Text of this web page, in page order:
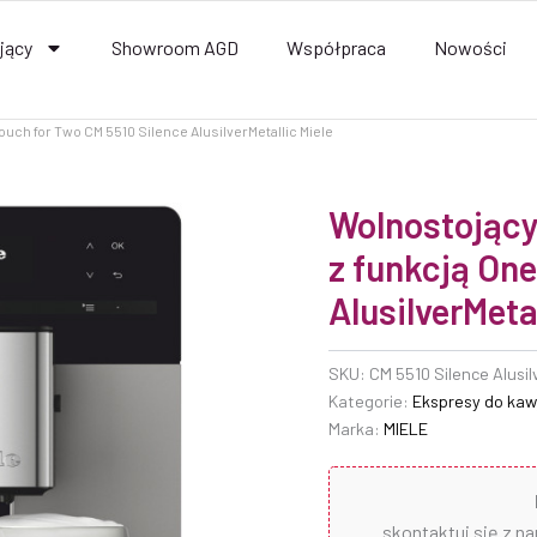
Showroom AGD Współpraca Nowości
for Two CM 5510 Silence AlusilverMetallic Miele
z funkcją
SKU: CM 5510 Silence
Kategorie: Ekspresy do
Marka: MIELE
skontaktuj się z